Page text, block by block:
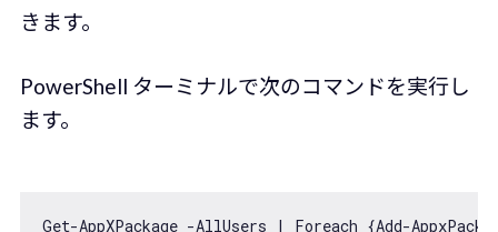
きます。
PowerShell ターミナルで次のコマンドを実行し
ます。